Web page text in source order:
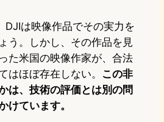
DJIは映像作品でその実力を
う。しかし、その作品を見
た米国の映像作家が、合法
はほぼ存在しない。 この非
は、技術の評価とは別の問
けています。